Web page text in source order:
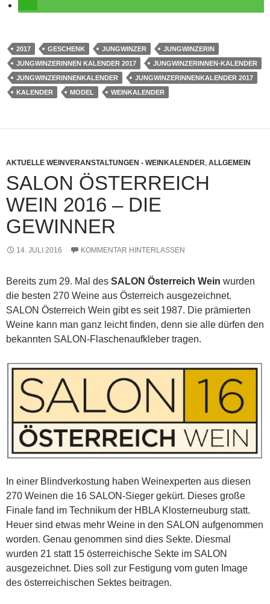
2017 GESCHENK JUNGWINZER
JUNGWINZERIN
JUNGWINZERINNEN KALENDER 2017
JUNGWINZERINNEN-KALENDER
JUNGWINZERINNENKALENDER
JUNGWINZERINNENKALENDER 2017
KALENDER
MODEL WEINKALENDER
AKTUELLE WEINVERANSTALTUNGEN - WEINKALENDER, ALLGEMEIN
SALON ÖSTERREICH
WEIN 2016 – DIE
GEWINNER
14. JULI 2016 KOMMENTAR HINTERLASSEN
Bereits zum 29. Mal des SALON Österreich Wein wurden
die besten 270 Weine aus Österreich ausgezeichnet.
SALON Österreich Wein gibt es seit 1987. Die prämierten
Weine kann man ganz leicht finden, denn sie alle dürfen den
bekannten SALON-Flaschenaufkleber tragen.
In einer Blindverkostung haben Weinexperten aus diesen
270 Weinen die 16 SALON-Sieger gekürt. Dieses große
Finale fand im Technikum der HBLA Klosterneuburg statt.
Heuer sind etwas mehr Weine in den SALON aufgenommen
worden. Genau genommen sind dies Sekte. Diesmal
wurden 21 statt 15 österreichische Sekte im SALON
ausgezeichnet. Dies soll zur Festigung vom guten Image
des österreichischen Sektes beitragen.